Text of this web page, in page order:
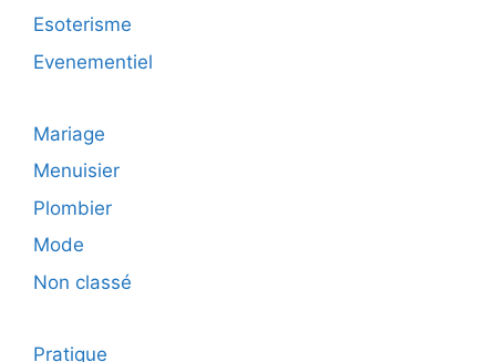
Esoterisme
Evenementiel
Mariage
Menuisier
Plombier
Mode
Non classé
Pratique